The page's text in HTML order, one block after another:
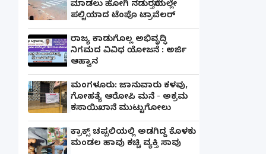
ಮಾಡಲು ಹೋಗಿ ನಡುರಸ್ತೆಯಲ್ಲೇ
ಪಲ್ಟಿಯಾದ ಟೆಂಪೊ ಟ್ರಾವೆಲರ್
ರಾಜ್ಯ ಕಾಡುಗೊಲ್ಲ ಅಭಿವೃದ್ಧಿ
ನಿಗಮದ ವಿವಿಧ ಯೋಜನೆ : ಅರ್ಜಿ
ಆಹ್ವಾನ
ಮಂಗಳೂರು: ಜಾನುವಾರು ಕಳವು,
ಗೋಹತ್ಯೆ ಆರೋಪಿ ಮನೆ - ಅಕ್ರಮ
ಕಸಾಯಿಖಾನೆ ಮುಟ್ಟುಗೋಲು
ಕ್ರಾಕ್ಸ್ ಚಪ್ಪಲಿಯಲ್ಲಿ ಅಡಗಿದ್ದ ಕೊಳಕು
ಮಂಡಲ ಹಾವು ಕಚ್ಚಿ ವ್ಯಕ್ತಿ ಸಾವು